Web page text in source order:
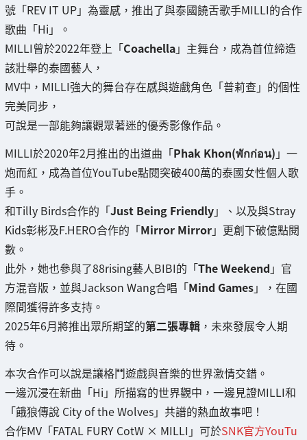
號「REV IT UP」為靈感，推出了與泰國饒舌歌手MILLI的合作
歌曲「Hi」。
MILLI曾於2022年登上「Coachella」主舞台，成為首位締造
該壯舉的泰國藝人，
MV中，MILLI強大的舞台存在感與遊戲角色「普莉查」的個性
完美同步，
可說是一部能夠讓觀眾著迷的優秀影像作品。
MILLI於2020年2月推出的出道曲「Phak Khon(พักก่อน) 」一
炮而紅，成為首位YouTube點閱突破400萬的泰國女性個人歌
手。
和Tilly Birds合作的「Just Being Friendly」、以及與Stray
Kids彰彬及F.HERO合作的「Mirror Mirror」更創下破億點閱
數。
此外，她也參與了88rising藝人BIBI的「The Weekend 」官
方混音版，並與Jackson Wang合唱「Mind Games」，在國
際間獲得許多支持。
2025年6月將推出眾所期望的第二張專輯 ，未來發展令人期
待。
本次合作可以說是讓格鬥遊戲與音樂的世界激情交錯。
一邊沉浸在新曲「Hi」所描寫的世界觀中，一邊見證MILLI和
「餓狼傳說 City of the Wolves」共譜的熱血故事吧！
合作MV「FATAL FURY CotW × MILLI」可於SNK官方YouTu